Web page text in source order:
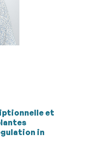
et
in